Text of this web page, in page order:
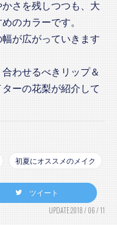
さを残しつつも、大
のカラーです。
が広がっていきます
わせるべきリップ＆
ーの花梨が紹介して
初夏にオススメのメイク
ツイート
UPDATE:2018 / 06 / 11